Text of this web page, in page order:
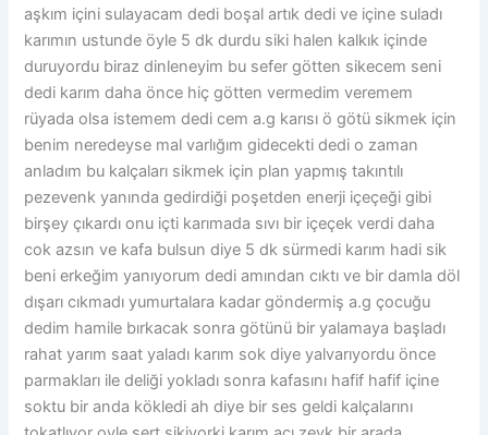
aşkım içini sulayacam dedi boşal artık dedi ve içine suladı
karımın ustunde öyle 5 dk durdu siki halen kalkık içinde
duruyordu biraz dinleneyim bu sefer götten sikecem seni
dedi karım daha önce hiç götten vermedim veremem
rüyada olsa istemem dedi cem a.g karısı ö götü sikmek için
benim neredeyse mal varlığım gidecekti dedi o zaman
anladım bu kalçaları sikmek için plan yapmış takıntılı
pezevenk yanında gedirdiği poşetden enerji içeçeği gibi
birşey çıkardı onu içti karımada sıvı bir içeçek verdi daha
cok azsın ve kafa bulsun diye 5 dk sürmedi karım hadi sik
beni erkeğim yanıyorum dedi amından cıktı ve bir damla döl
dışarı cıkmadı yumurtalara kadar göndermiş a.g çocuğu
dedim hamile bırkacak sonra götünü bir yalamaya başladı
rahat yarım saat yaladı karım sok diye yalvarıyordu önce
parmakları ile deliği yokladı sonra kafasını hafif hafif içine
soktu bir anda kökledi ah diye bir ses geldi kalçalarını